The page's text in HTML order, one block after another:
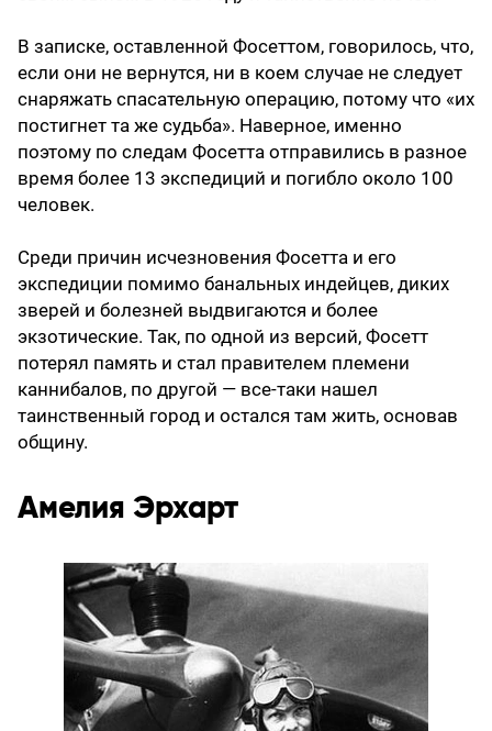
В записке, оставленной Фосеттом, говорилось, что,
если они не вернутся, ни в коем случае не следует
снаряжать спасательную операцию, потому что «их
постигнет та же судьба». Наверное, именно
поэтому по следам Фосетта отправились в разное
время более 13 экспедиций и погибло около 100
человек.
Среди причин исчезновения Фосетта и его
экспедиции помимо банальных индейцев, диких
зверей и болезней выдвигаются и более
экзотические. Так, по одной из версий, Фосетт
потерял память и стал правителем племени
каннибалов, по другой — все-таки нашел
таинственный город и остался там жить, основав
общину.
Амелия Эрхарт